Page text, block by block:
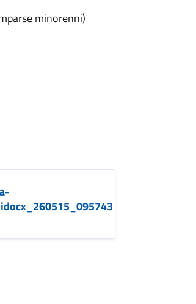
minorenni)